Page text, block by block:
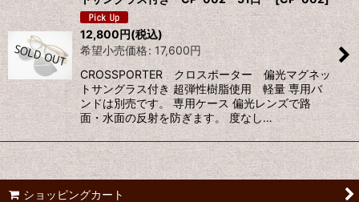
12,800円(税込)
希望小売価格: 17,600円
CROSSPORTER クロスポーター 偏光マグネッ
トサングラス付き 超弾性樹脂使用 軽量 専用バ
ンドは別売です。 専用ケース 偏光レンズで路
面・水面の反射を防ぎます。 度なし…
ショッピングカート